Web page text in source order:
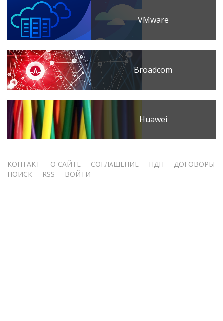
VMware
Broadcom
Huawei
Меню
КОНТАКТ О САЙТЕ СОГЛАШЕНИЕ ПДН
ДОГОВОРЫ
ПОИСК
RSS ВОЙТИ